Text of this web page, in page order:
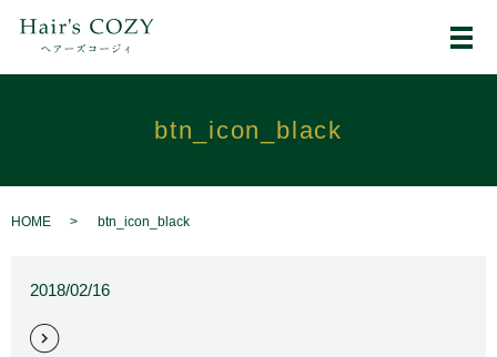
メ
btn_icon_black
HOME btn_icon_black
2018/02/16